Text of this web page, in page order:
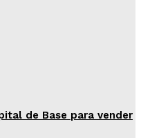
de Base para vender